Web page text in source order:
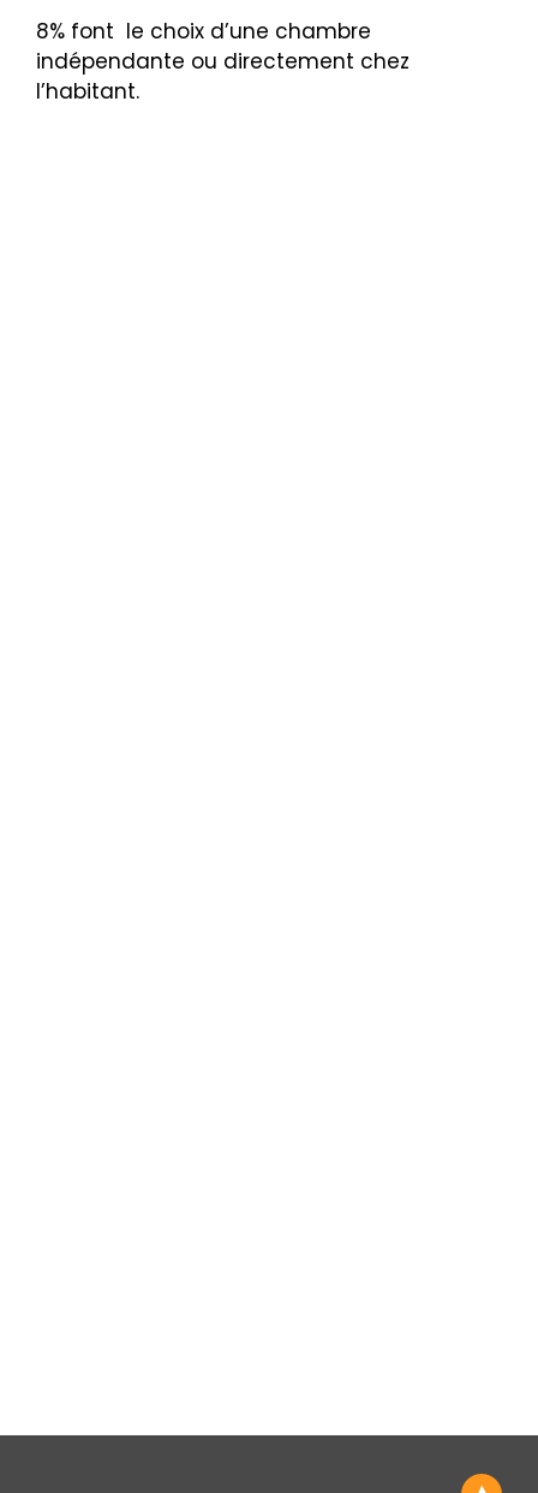
8% font le choix d’une chambre
indépendante ou directement chez
l’habitant.